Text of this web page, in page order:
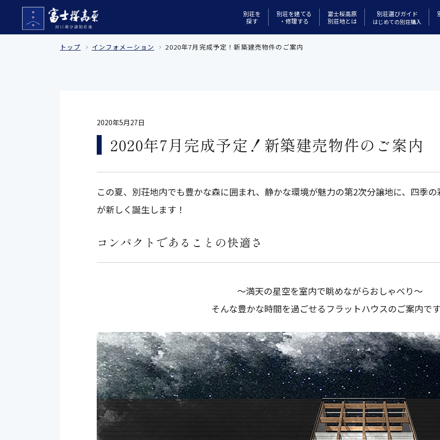
別荘を
探す
別荘を建てる
・修理する
富士桜高原
別荘地とは
別荘選びガイド
はじめての別荘購入
トップ インフォメーション 2020年7月完成予定！新築建売物件のご案内
2020年5月27日
2020年7月完成予定！新築建売物件のご案内
この夏、別荘地内でも豊かな森に囲まれ、静かな環境が魅力の第2次分譲地に、四季
が新しく誕生します！
コンパクトであることの快適さ
～満天の星空を室内で眺めながらおしゃべり～
そんな豊かな時間を過ごせるフラットハウスのご案内で